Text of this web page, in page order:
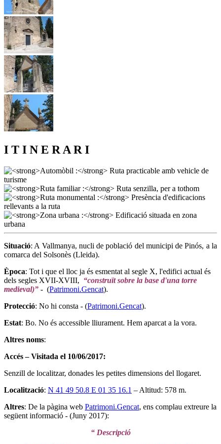
I T I N E R A R I
Situació: A Vallmanya, nucli de població del municipi de Pinós, a la
comarca del Solsonès (Lleida).
Època: Tot i que el lloc ja és esmentat al segle X, l'edifici actual és
dels segles XVII-XVIII, “construït sobre la base d'una torre
medieval)” - (Patrimoni.Gencat).
Protecció: No hi consta - (Patrimoni.Gencat).
Estat: Bo. No és accessible lliurament. Hem aparcat a la vora.
Altres noms:
Accés – Visitada el 10/06/2017:
Senzill de localitzar, donades les petites dimensions del llogaret.
Localització: N 41 49 50.8 E 01 35 16.1 – Altitud: 578 m.
Altres: De la pàgina web Patrimoni.Gencat, ens complau extreure la
següent informació - (Juny 2017):
“ Descripció